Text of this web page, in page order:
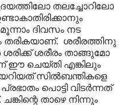
തലച്ചോറിലോ
ദിവസം നട
തരികയാണ്. ശരീരത്തിനു
ശരീരം താങ്ങുമോ
ഈ ചെയ്തി എങ്കിലും
സിൽബന്തികളെ
പൊട്ടി വിടർന്നത്
താഴെ നിന്നും